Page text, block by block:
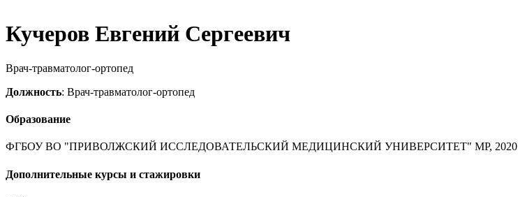
Кучеров Евгений Сергеевич
Врач-травматолог-ортопед
Должность: Врач-травматолог-ортопед
Образование
ФГБОУ ВО "ПРИВОЛЖСКИЙ ИССЛЕДОВАТЕЛЬСКИЙ МЕДИЦИНСКИЙ УНИВЕРСИТЕТ" МР, 2020
Дополнительные курсы и стажировки